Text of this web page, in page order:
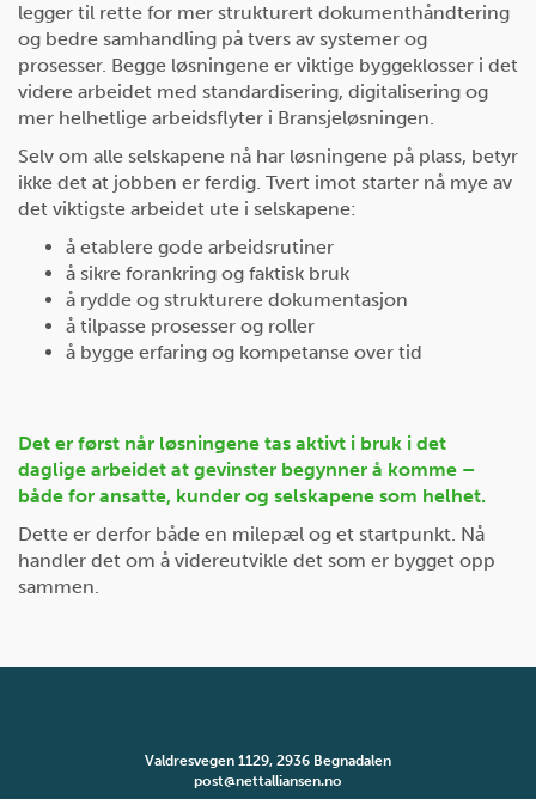
legger til rette for mer strukturert dokumenthåndtering
og bedre samhandling på tvers av systemer og
prosesser. Begge løsningene er viktige byggeklosser i det
videre arbeidet med standardisering, digitalisering og
mer helhetlige arbeidsflyter i Bransjeløsningen.
Selv om alle selskapene nå har løsningene på plass, betyr
ikke det at jobben er ferdig. Tvert imot starter nå mye av
det viktigste arbeidet ute i selskapene:
å etablere gode arbeidsrutiner
å sikre forankring og faktisk bruk
å rydde og strukturere dokumentasjon
å tilpasse prosesser og roller
å bygge erfaring og kompetanse over tid
Det er først når løsningene tas aktivt i bruk i det
daglige arbeidet at gevinster begynner å komme –
både for ansatte, kunder og selskapene som helhet.
Dette er derfor både en milepæl og et startpunkt. Nå
handler det om å videreutvikle det som er bygget opp
sammen.
Valdresvegen 1129, 2936 Begnadalen
post@nettalliansen.no